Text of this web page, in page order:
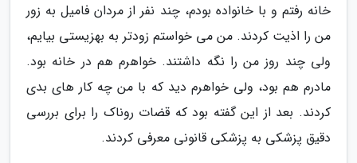
خانه رفتم و با خانواده بودم، چند نفر از مردان فامیل به زور
من را اذیت کردند. من می خواستم زودتر به بهزیستی بیایم،
ولی چند روز من را نگه داشتند. خواهرم هم در خانه بود.
مادرم هم بود، ولی خواهرم دید که با من چه کار های بدی
کردند. بعد از این گفته بود که قضات روناک را برای بررسی
دقیق پزشکی به پزشکی قانونی معرفی کردند.